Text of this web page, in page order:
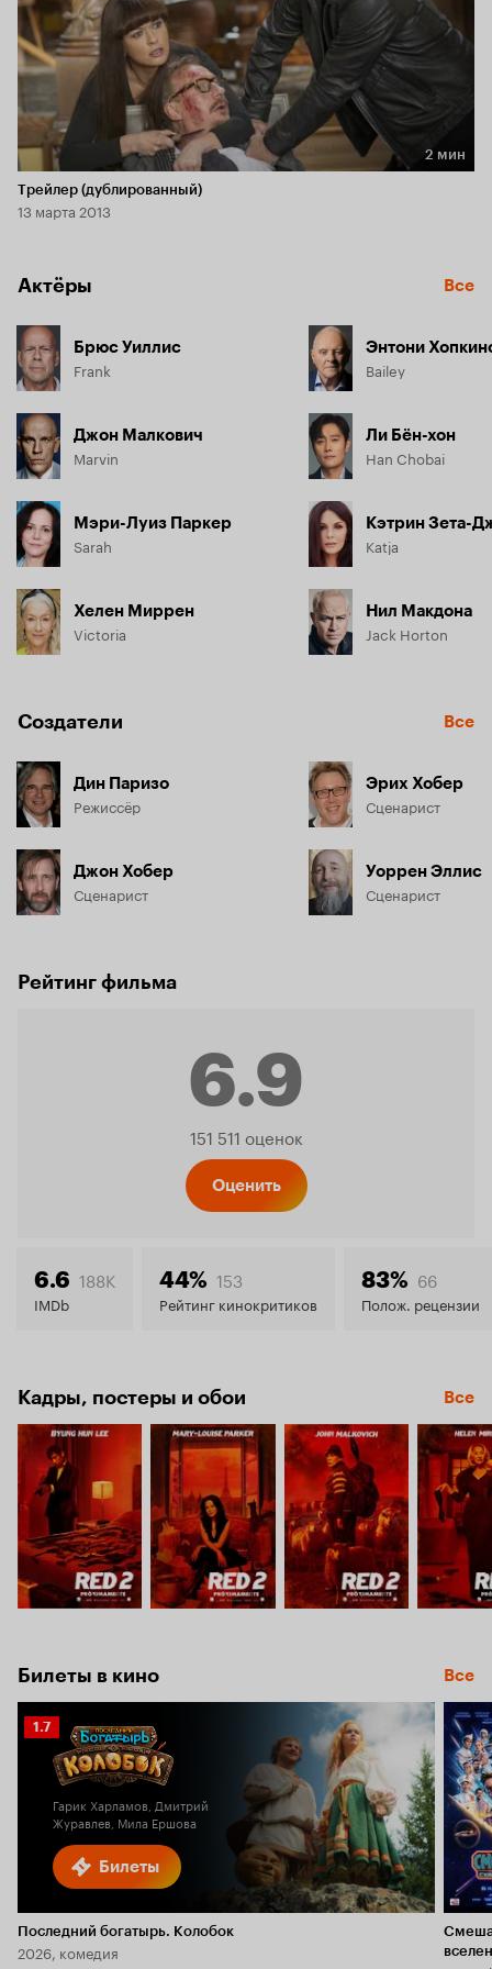
Длительность 2 мин
2 мин
Трейлер (дублированный)
13 марта 2013
Актёры Все
Брюс Уиллис
Frank
Джон Малкович
Marvin
Мэри-Луиз Паркер
Sarah
Хелен Миррен
Victoria
Энтони
Bailey
Ли Бён-хон
Han Chobai
Кэтрин Зета-
Katja
Нил Макдона
Jack Horton
Создатели Все
Дин Паризо
Режиссёр
Джон Хобер
Сценарист
Эрих Хобер
Сценарист
Уоррен Эллис
Сценарист
Рейтинг фильма
6.9
Рейтинг
6.9
151 511 оценок
Оценить
6.6 188K
IMDb
44% 153
Рейтинг кинокритиков
83% 66
Полож. рецензии
Кадры, постеры и обои Все
Билеты в кино Все
Билеты
Рейтинг
Кинопоиска
1.7
Гарик Харламов, Дмитрий
Журавлев, Мила Ершова
Последний богатырь. Колобок
2026, комедия